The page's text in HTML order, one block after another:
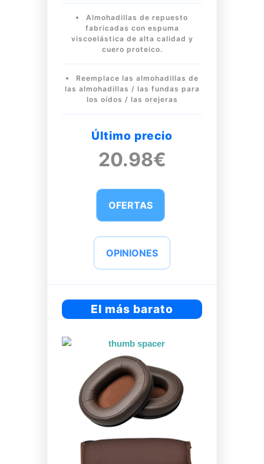
Almohadillas de repuesto
fabricadas con espuma
viscoelástica de alta calidad y
cuero proteico.
Reemplace las almohadillas de
las almohadillas / las fundas para
los oídos / las orejeras
Último precio
20.98€
OFERTAS
OPINIONES
El más barato